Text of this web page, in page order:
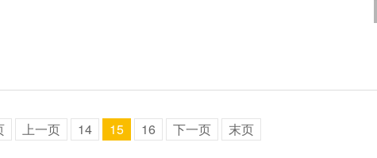
上一页 14 15 16 下一页 末页